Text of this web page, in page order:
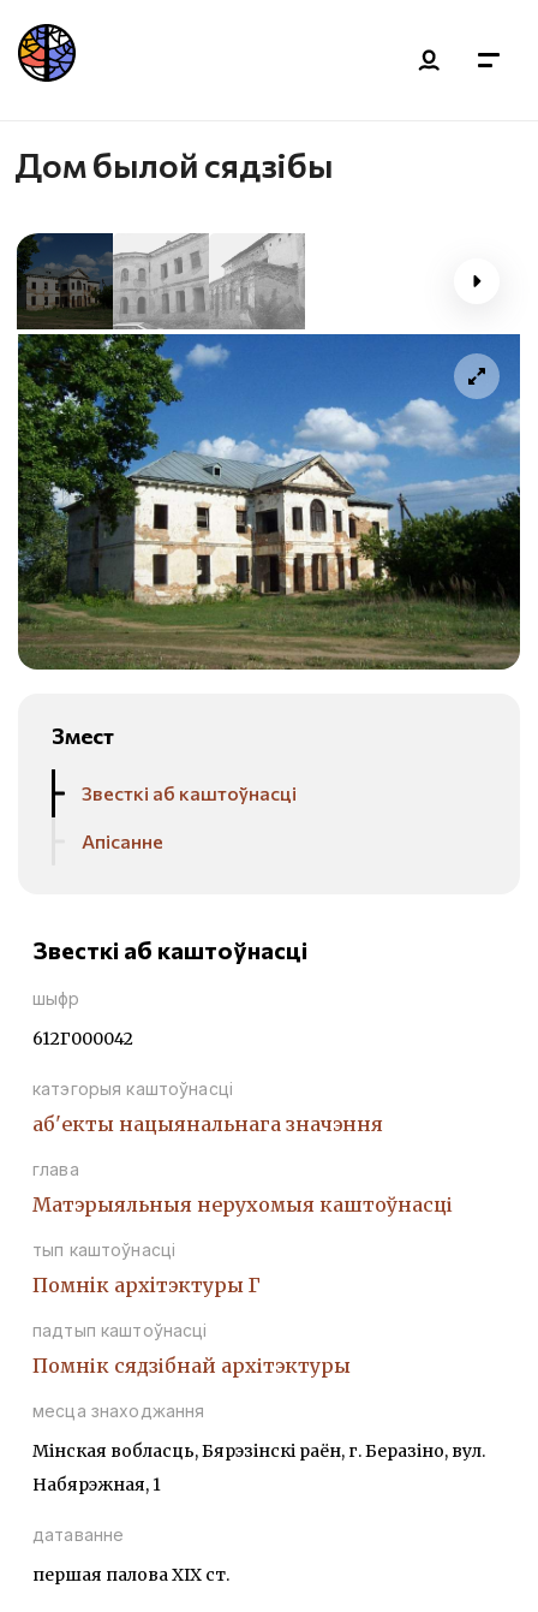
Дом былой сядзібы
Змест
Звесткі аб каштоўнасці
Апісанне
Звесткі аб каштоўнасці
шыфр
612Г000042
катэгорыя каштоўнасці
аб'екты нацыянальнага значэння
глава
Матэрыяльныя нерухомыя каштоўнасці
тып каштоўнасці
Помнiк архiтэктуры Г
падтып каштоўнасці
Помнік сядзібнай архітэктуры
месца знаходжання
Мінская вобласць, Бярэзінскі раён, г. Беразіно, вул.
Набярэжная, 1
датаванне
першая палова XIX ст.